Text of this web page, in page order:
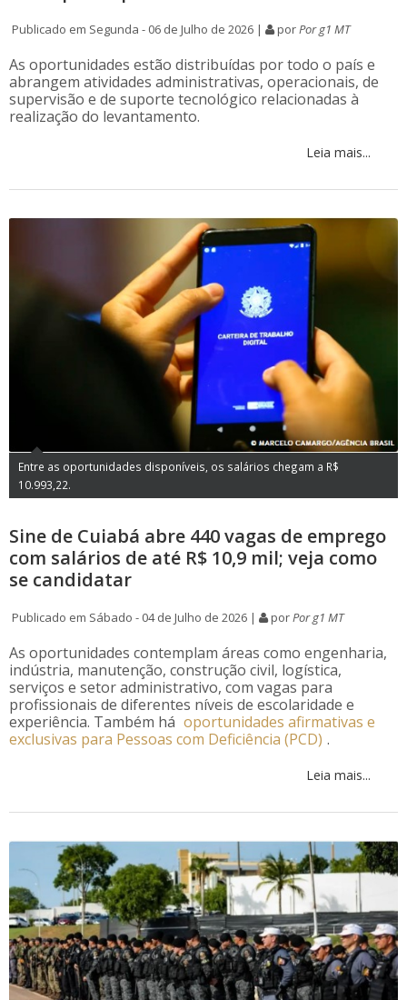
Publicado em Segunda - 06 de Julho de 2026 | porPor g1 MT
As oportunidades estão distribuídas por todo o país e
abrangem atividades administrativas, operacionais, de
supervisão e de suporte tecnológico relacionadas à
realização do levantamento.
Leia mais...
Entre as oportunidades disponíveis, os salários chegam a R$
10.993,22.
Sine de Cuiabá abre 440 vagas de emprego
com salários de até R$ 10,9 mil; veja como
se candidatar
Publicado em Sábado - 04 de Julho de 2026 | porPor g1 MT
As oportunidades contemplam áreas como engenharia,
indústria, manutenção, construção civil, logística,
serviços e setor administrativo, com vagas para
profissionais de diferentes níveis de escolaridade e
experiência. Também há oportunidades afirmativas e
exclusivas para Pessoas com Deficiência (PCD) .
Leia mais...